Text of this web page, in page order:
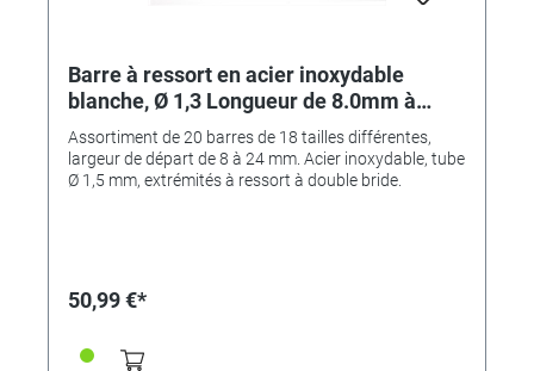
Barre à ressort en acier inoxydable
blanche, Ø 1,3 Longueur de 8.0mm à
24.0mm, extrémités à ressort à double
bride, 360 pièces
Assortiment de 20 barres de 18 tailles différentes,
largeur de départ de 8 à 24 mm. Acier inoxydable, tube
Ø 1,5 mm, extrémités à ressort à double bride.
50,99 €*